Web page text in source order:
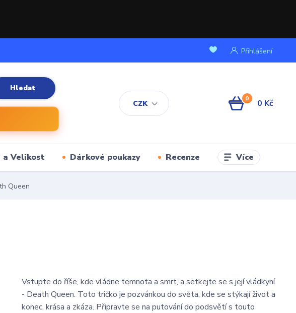
CZK
Přihlášení
Hledat
0 0 Kč
a Velikost Dárkové poukazy Recenze Více
Queen
Vstupte do říše, kde vládne temnota a smrt, a setkejte se s její vládkyní
- Death Queen. Toto tričko je pozvánkou do světa, kde se stýkají život a
konec, krása a zkáza. Připravte se na putování do podsvětí s touto